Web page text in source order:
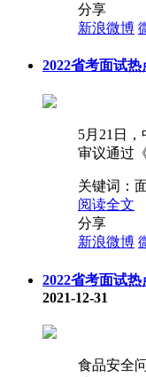
分享
新浪微博
2022省考面试
5月21日
审议通过
关键词：
阅读全文
分享
新浪微博
2022省考面试
2021-12-31
食品安全